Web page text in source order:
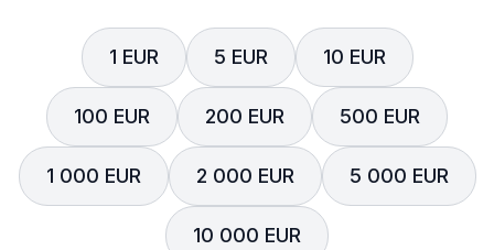
1 EUR 5 EUR 10 EUR
100 EUR 200 EUR 500 EUR
1 000 EUR 2 000 EUR 5 000 EUR
10 000 EUR